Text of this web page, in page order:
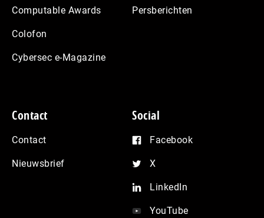
Computable Awards
Colofon
Cybersec e-Magazine
Persberichten
Contact
Contact
Nieuwsbrief
Social
Facebook
X
LinkedIn
YouTube